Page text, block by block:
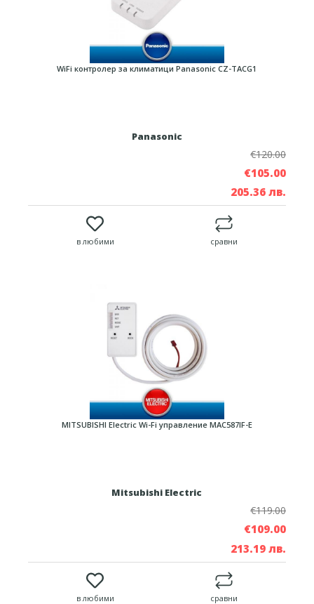
WiFi контролер за климатици Panasonic CZ-TACG1
Panasonic
€120.00
€105.00
205.36 лв.
в любими сравни
MITSUBISHI Electric Wi-Fi управление MAC587IF-E
Mitsubishi Electric
€119.00
€109.00
213.19 лв.
в любими сравни